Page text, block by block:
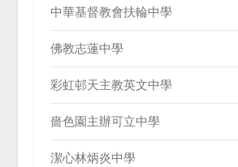
中華基督教會扶輪中學
佛教志蓮中學
彩虹邨天主教英文中學
嗇色園主辦可立中學
潔心林炳炎中學